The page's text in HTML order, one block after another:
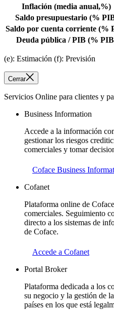
Inflación (media anual,%)
Saldo presupuestario (%
Saldo por cuenta corriente (%
Deuda pública / PIB (%
(e): Estimación (f): Previsión
Cerrar
Servicios Online para clientes y
Business Information
Accede a la información
gestionar los riesgos
comerciales y tomar
Coface Business
Cofanet
Plataforma online de
comerciales. Seguimiento
directo a los sistemas de
de Coface.
Accede a Cofanet
Portal Broker
Plataforma dedicada a los
su negocio y la gestión de
países en los que está